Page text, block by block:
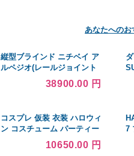
あなたへの
縦型ブラインド ニチベイ ア
ルペジオ(レールジョイント
式) フェアフレクト遮熱
100mm巾 シングルスタイル
で
38900.00 円
コスプレ 仮装 衣装 ハロウィ
ン コスチューム パーティー
グッズ アロハスーツ 大人用
10650.00 円
7